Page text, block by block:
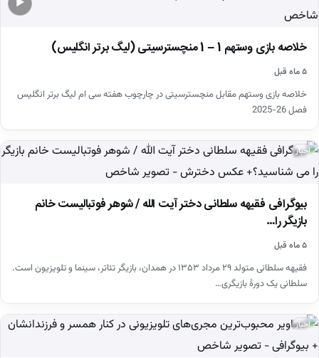
▶
خلاصه بازی وستهم 1 – 1 منچسترسیتی (لیگ برتر انگلیس)
۵ ماه قبل
خلاصه بازی وستهم مقابل منچسترسیتی در چارچوب هفته سی ام لیگ برتر انگلیس
فصل 26-2025
اخبار
بیوگرافی فقیهه سلطانی دختر آیت الله / شوهر فوتبالیست خانم
بازیگر را…
۵ ماه قبل
فقیهه سلطانی متولد ۲۹ مرداد ۱۳۵۳ در همدان، بازیگر تئاتر، سینما و تلویزیون است.
سلطانی یک دورهٔ بازیگری…
اخبار